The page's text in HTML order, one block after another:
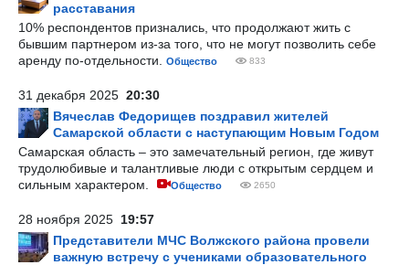
расставания
10% респондентов признались, что продолжают жить с
бывшим партнером из-за того, что не могут позволить себе
аренду по-отдельности.
Общество 833
31 декабря 2025 20:30
Вячеслав Федорищев поздравил жителей
Самарской области с наступающим Новым Годом
Самарская область – это замечательный регион, где живут
трудолюбивые и талантливые люди с открытым сердцем и
сильным характером.
Общество 2650
28 ноября 2025 19:57
Представители МЧС Волжского района провели
важную встречу с учениками образовательного